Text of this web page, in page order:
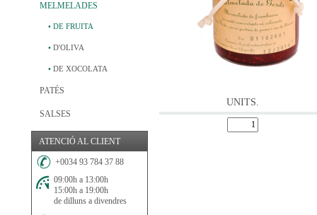
MELMELADES
•DE FRUITA
•D'OLIVA
•DE XOCOLATA
PATÉS
SALSES
ATENCIÓ AL CLIENT
+0034 93 784 37 88
09:00h a 13:00h
15:00h a 19:00h
de dilluns a divendres
UNITS.